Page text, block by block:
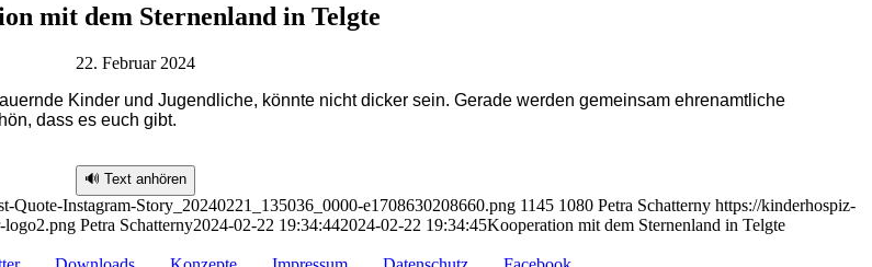
mit dem Sternenland in Telgte
22. Februar 2024
Kinder und Jugendliche, könnte nicht dicker sein. Gerade werden gemeinsam ehrenamtliche
dass es euch gibt.
🔊 Text anhören
Instagram-Story_20240221_135036_0000-e1708630208660.png 1145 1080 Petra Schatterny https://kinderhospiz-
logo2.png Petra Schatterny2024-02-22 19:34:442024-02-22 19:34:45Kooperation mit dem Sternenland in Telgte